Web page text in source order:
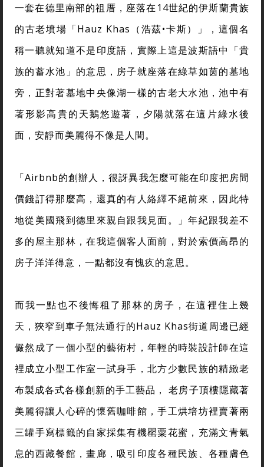
一套在德里南部的祖厝，座落在14世紀的伊斯蘭貴族
的古老墳場「Hauz Khas（浩茲•卡斯）」，這個名
稱一聽就知道不是印度語，實際上這是波斯語中「貴
族的蓄水池」的意思，房子就座落在綠草如茵的墓地
旁，正對著墓地中央像湖一樣的古老大水池，池中有
著形影高貴的天鵝悠遊著，夕陽就落在這片綠水後
面，安靜而美麗得不像是人間。
「Airbnb的創辦人，很訝異我怎麼可能在印度把房間
價錢訂得那麼高，還真的有人絡繹不絕前來，因此特
地從美國飛到德里來親自跟我見面。」年紀跟我差不
多的屋主那林，在我這個客人面前，對於索價高昂的
房子洋洋得意，一點都沒有愧疚的意思。
而我一點也不後悔租了那林的房子，在這裡住上幾
天，狹窄到車子無法通行的Hauz Khas街道周邊已經
儼然成了一個小型的藝術村，年輕的時裝設計師在這
裡成立小型工作室一試身手，北方少數民族的精緻老
布製成各式各樣創新的手工藝品， 老房子頂樓隱藏著
美麗得讓人心碎的懷舊咖啡館，手工烘培坊裡賣著兩
三罐手寫標籤的自家採集有機罌粟花蜜，充滿文青氣
息的西藏餐館，畫廊，吸引印度各種民族、各種膚色